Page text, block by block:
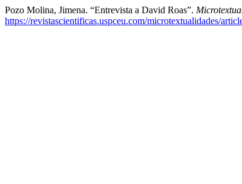
Pozo Molina, Jimena. “Entrevista a David Roas”.
https://revistascientificas.uspceu.com/microtextualidades/